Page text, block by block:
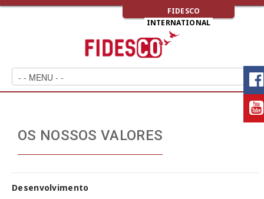
FIDESCO
INTERNATIONAL
OS NOSSOS VALORES
Desenvolvimento